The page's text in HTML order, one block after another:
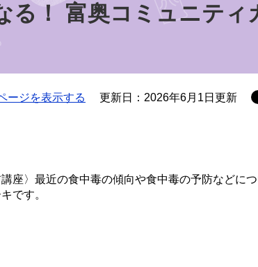
る！ 富奥コミュニティ
ージを表示する 更新日：2026年6月1日更新
座〉最近の食中毒の傾向や食中毒の予防などに
です。